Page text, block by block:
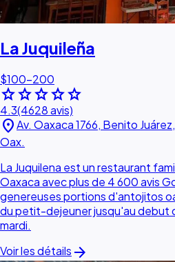
La Juquileña
$100–200
starstarstarstarstar
4.3(4628 avis)
location_onAv. Oaxaca 1766, Benito
Oax.
La Juquilena est un restaurant
Oaxaca avec plus de 4 600 avis
genereuses portions d'antojitos
du petit-dejeuner jusqu'au debut
mardi.
Voir les détails arrow_forward